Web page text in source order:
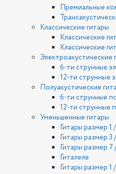
Премиальные
Классические гитары
Классические
Классические
Электроакустические
6-ти струнные
12-ти струнные
Полуакустические
6-ти струнные
12-ти струнные
Уменьшенные гитары
Гитары размер 1
Гитары размер 3
Гитары размер 7
Гиталеле
Гитары размер 1